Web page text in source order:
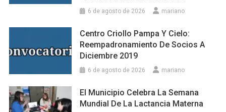
6 de agosto de 2026 mariano
Centro Criollo Pampa Y Cielo:
Reempadronamiento De Socios A
Diciembre 2019
6 de agosto de 2026 mariano
El Municipio Celebra La Semana
Mundial De La Lactancia Materna